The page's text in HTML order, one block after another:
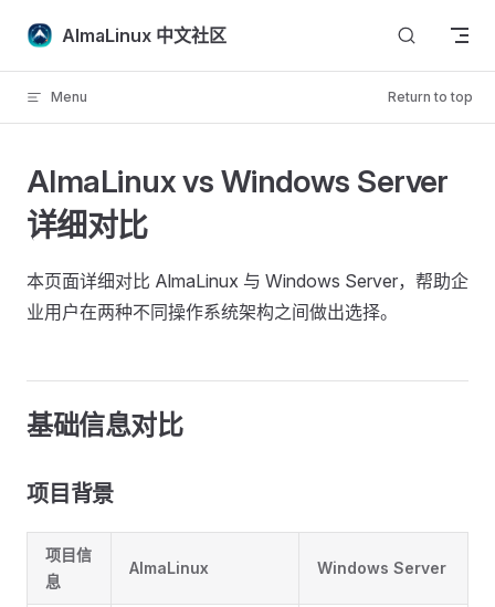
Skip to content
AlmaLinux 中文社区
Menu Return to top
AlmaLinux vs Windows Server
详细对比
本页面详细对比 AlmaLinux 与 Windows Server，帮助企
业用户在两种不同操作系统架构之间做出选择。
基础信息对比
项目背景
项目信
息
AlmaLinux Windows Server